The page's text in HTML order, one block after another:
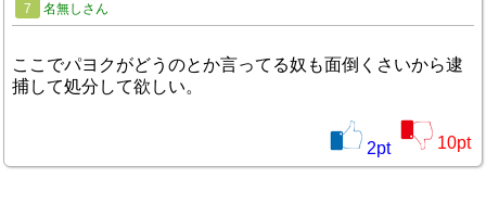
7
名無しさん
ここでパヨクがどうのとか言ってる奴も面倒くさいから逮
捕して処分して欲しい。
2pt 10pt